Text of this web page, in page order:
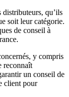
distributeurs, qu’ils
soit leur catégorie.
de conseil à
y compris
reconnaît
un conseil de
client pour